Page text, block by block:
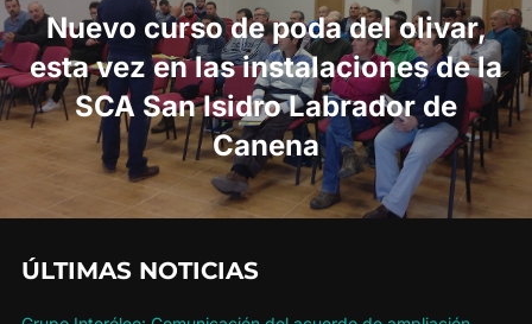
entradas
Nuevo curso de poda del olivar,
esta vez en las instalaciones de la
SCA San Isidro Labrador de
Canena
ÚLTIMAS NOTICIAS